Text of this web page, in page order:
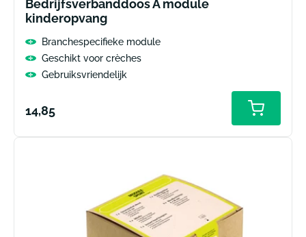
Bedrijfsverbanddoos A module
kinderopvang
Branchespecifieke module
Geschikt voor crèches
Gebruiksvriendelijk
Normale
14,85